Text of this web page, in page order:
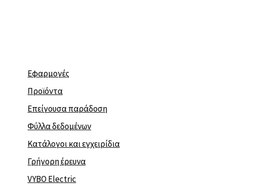
Εφαρμογές
Προϊόντα
Επείγουσα παράδοση
Φύλλα δεδομένων
Κατάλογοι και εγχειρίδια
Γρήγορη έρευνα
VYBO Electric